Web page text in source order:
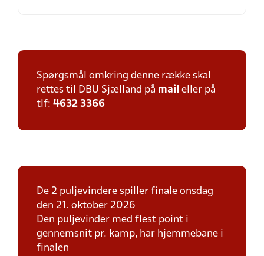
Spørgsmål omkring denne række skal
rettes til DBU Sjælland på mail eller på
tlf: 4632 3366
De 2 puljevindere spiller finale onsdag
den 21. oktober 2026
Den puljevinder med flest point i
gennemsnit pr. kamp, har hjemmebane i
finalen